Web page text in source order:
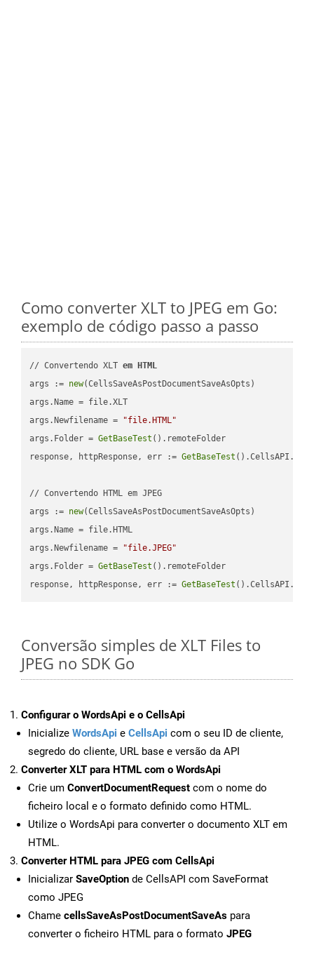
Como converter XLT to JPEG em Go:
exemplo de código passo a passo
// Convertendo XLT em
HTML
args := new(CellsSaveAsPostDocumentSaveAsOpts)
args.Name = file.XLT
args.Newfilename =
"file.HTML"
args.Folder = GetBaseTest ().remoteFolder
response, httpResponse, err := GetBaseTest ().CellsAPI.
// Convertendo HTML em JPEG
args := new(CellsSaveAsPostDocumentSaveAsOpts)
args.Name = file.HTML
args.Newfilename =
"file.JPEG"
args.Folder = GetBaseTest ().remoteFolder
response, httpResponse, err := GetBaseTest ().CellsAPI.
Conversão simples de XLT Files to
JPEG no SDK Go
Configurar o WordsApi e o CellsApi
Inicialize WordsApi e CellsApi com o seu ID de cliente,
segredo do cliente, URL base e versão da API
Converter XLT para HTML com o WordsApi
Crie um ConvertDocumentRequest com o nome do
ficheiro local e o formato definido como HTML.
Utilize o WordsApi para converter o documento XLT em
HTML.
Converter HTML para JPEG com CellsApi
Inicializar SaveOption de CellsAPI com SaveFormat
como JPEG
Chame cellsSaveAsPostDocumentSaveAs para
converter o ficheiro HTML para o formato JPEG